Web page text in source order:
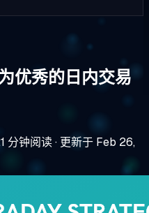
优秀的日内交易
分钟阅读· 更新于 Feb 26,